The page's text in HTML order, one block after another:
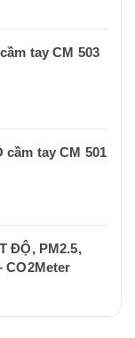
tay CM 503
cầm tay CM 501
ĐỘ, PM2.5,
CO2Meter